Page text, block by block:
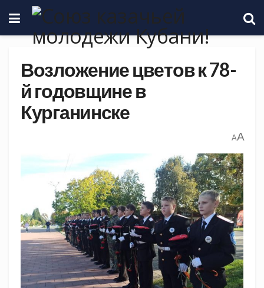
Возложение цветов к 78-
й годовщине в
Курганинске
AA